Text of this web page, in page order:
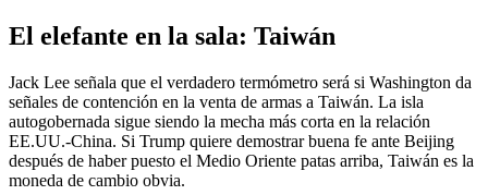
El elefante en la sala: Taiwán
Jack Lee señala que el verdadero termómetro será si Washington da
señales de contención en la venta de armas a Taiwán. La isla
autogobernada sigue siendo la mecha más corta en la relación
EE.UU.-China. Si Trump quiere demostrar buena fe ante Beijing
después de haber puesto el Medio Oriente patas arriba, Taiwán es la
moneda de cambio obvia.